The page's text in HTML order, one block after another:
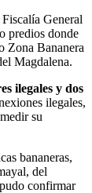
General
predios donde
Zona Bananera
Magdalena.
ilegales y dos
ilegales,
su
bananeras,
del
confirmar